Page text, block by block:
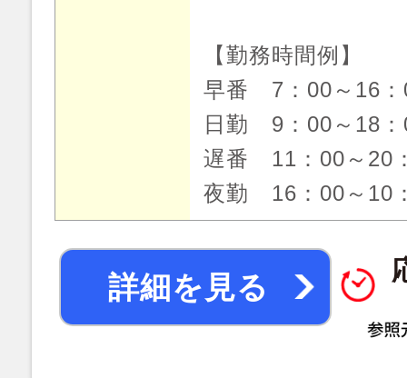
【勤務時間例】
早番 7：00～16：
日勤 9：00～18：
遅番 11：00～20
夜勤 16：00～10
詳細を見る